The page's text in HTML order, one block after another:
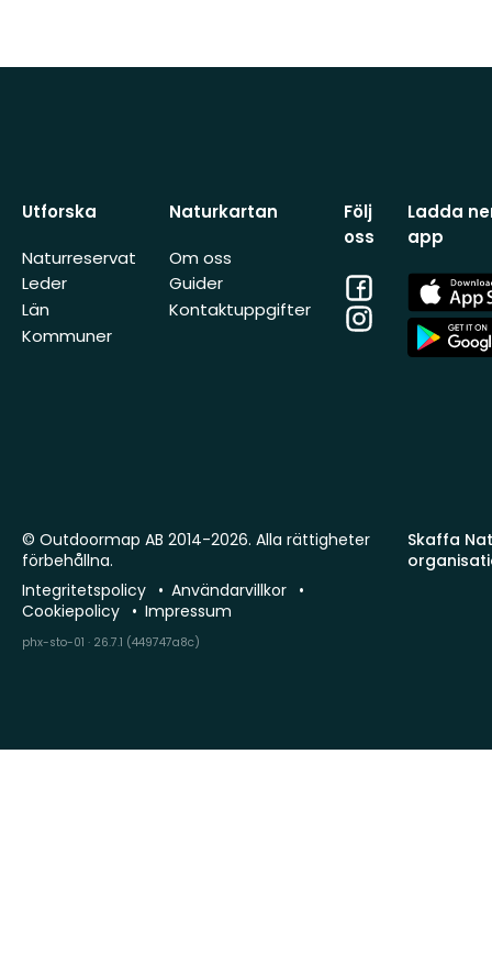
Utforska
Naturreservat
Leder
Län
Kommuner
Naturkartan
Om oss
Guider
Kontaktuppgifter
Följ
oss
Facebook
Instagram
Ladda
app
App
Store
App
Store
Skaffa
© Outdoormap AB 2014-2026. Alla rättigheter
förbehållna.
Integritetspolicy
Användarvillkor
Cookiepolicy
Impressum
phx-sto-01 · 26.7.1 (449747a8c)